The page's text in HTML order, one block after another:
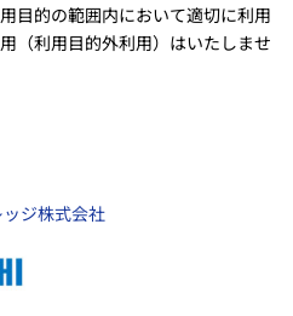
目的の範囲内において適切に利用
（利用目的外利用）はいたしませ
ジ株式会社